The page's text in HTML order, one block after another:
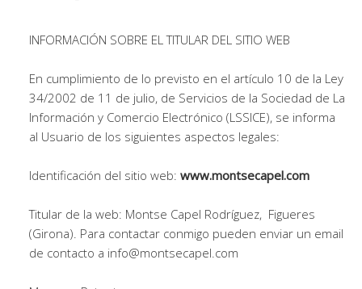
INFORMACIÓN SOBRE EL TITULAR DEL SITIO WEB
En cumplimiento de lo previsto en el artículo 10 de la Ley
34/2002 de 11 de julio, de Servicios de la Sociedad de La
Información y Comercio Electrónico (LSSICE), se informa
al Usuario de los siguientes aspectos legales:
Identificación del sitio web: www.montsecapel.com
Titular de la web: Montse Capel Rodríguez, Figueres
(Girona). Para contactar conmigo pueden enviar un email
de contacto a info@montsecapel.com